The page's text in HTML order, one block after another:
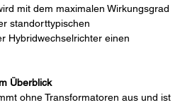
mit dem maximalen Wirkungsgrad
standorttypischen
Hybridwechselrichter einen
Überblick
ohne Transformatoren aus und ist